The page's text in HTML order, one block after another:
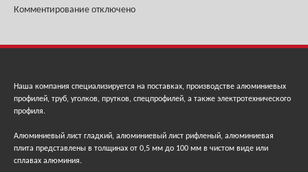
Комментирование отключено
Наша компания специализируется на поставках, производстве алюминиевых
профилей, труб, уголков, прутков, спецпрофилей, а также электротехнического
профиля.
Алюминиевый лист гладкий, алюминиевый лист рифленый, алюминиевая
плита представлены в толщинах от 0,5 мм до 100 мм в чистом виде или
сплавах алюминия.